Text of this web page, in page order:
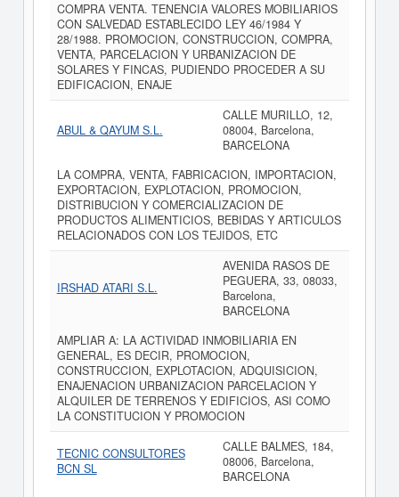
COMPRA VENTA. TENENCIA VALORES MOBILIARIOS
CON SALVEDAD ESTABLECIDO LEY 46/1984 Y
28/1988. PROMOCION, CONSTRUCCION, COMPRA,
VENTA, PARCELACION Y URBANIZACION DE
SOLARES Y FINCAS, PUDIENDO PROCEDER A SU
EDIFICACION, ENAJE
ABUL & QAYUM S.L.
CALLE MURILLO, 12,
08004, Barcelona,
BARCELONA
LA COMPRA, VENTA, FABRICACION, IMPORTACION,
EXPORTACION, EXPLOTACION, PROMOCION,
DISTRIBUCION Y COMERCIALIZACION DE
PRODUCTOS ALIMENTICIOS, BEBIDAS Y ARTICULOS
RELACIONADOS CON LOS TEJIDOS, ETC
IRSHAD ATARI S.L.
AVENIDA RASOS DE
PEGUERA, 33, 08033,
Barcelona,
BARCELONA
AMPLIAR A: LA ACTIVIDAD INMOBILIARIA EN
GENERAL, ES DECIR, PROMOCION,
CONSTRUCCION, EXPLOTACION, ADQUISICION,
ENAJENACION URBANIZACION PARCELACION Y
ALQUILER DE TERRENOS Y EDIFICIOS, ASI COMO
LA CONSTITUCION Y PROMOCION
TECNIC CONSULTORES
BCN SL
CALLE BALMES, 184,
08006, Barcelona,
BARCELONA